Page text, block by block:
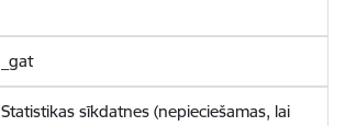
_gat
Statistikas sīkdatnes (nepieciešamas, lai